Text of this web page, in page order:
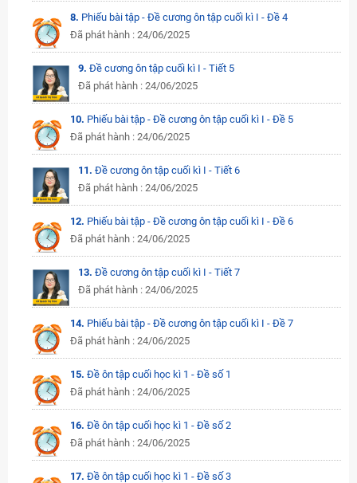
8. Phiếu bài tập - Đề cương ôn tập cuối kì I - Đề 4
Đã phát hành : 24/06/2025
9. Đề cương ôn tập cuối kì I - Tiết 5
Đã phát hành : 24/06/2025
10. Phiếu bài tập - Đề cương ôn tập cuối kì I - Đề 5
Đã phát hành : 24/06/2025
11. Đề cương ôn tập cuối kì I - Tiết 6
Đã phát hành : 24/06/2025
12. Phiếu bài tập - Đề cương ôn tập cuối kì I - Đề 6
Đã phát hành : 24/06/2025
13. Đề cương ôn tập cuối kì I - Tiết 7
Đã phát hành : 24/06/2025
14. Phiếu bài tập - Đề cương ôn tập cuối kì I - Đề 7
Đã phát hành : 24/06/2025
15.Đề ôn tập cuối học kì 1 - Đề số 1
Đã phát hành : 24/06/2025
16.Đề ôn tập cuối học kì 1 - Đề số 2
Đã phát hành : 24/06/2025
17.Đề ôn tập cuối học kì 1 - Đề số 3